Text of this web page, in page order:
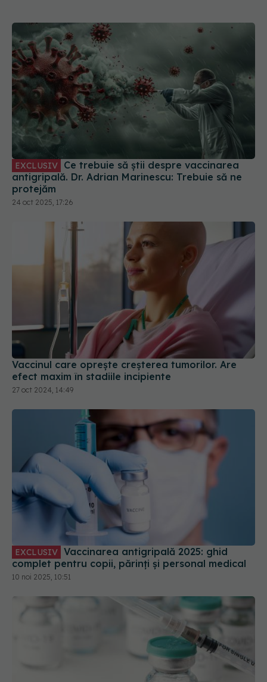
EXCLUSIV Ce trebuie să știi despre vaccinarea
antigripală. Dr. Adrian Marinescu: Trebuie să ne
protejăm
24 oct 2025, 17:26
Vaccinul care oprește creșterea tumorilor. Are
efect maxim în stadiile incipiente
EXCLUSIV Vaccinarea antigripală 2025: ghid
complet pentru copii, părinți și personal medical
10 noi 2025, 10:51